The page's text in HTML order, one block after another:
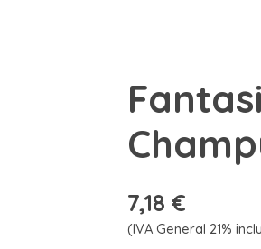
7,18 €
(IVA General 21%